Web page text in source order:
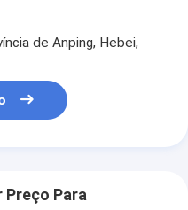
de Anping, Hebei,
Preço Para